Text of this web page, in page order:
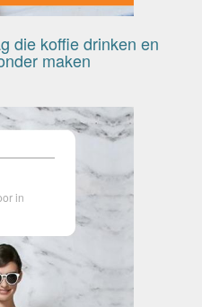
die koffie drinken en
maken
in